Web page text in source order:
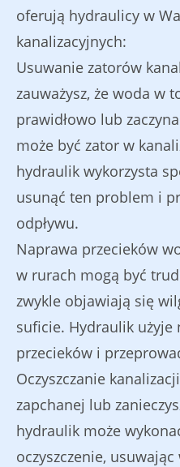
oferują hydraulicy w
kanalizacyjnych:
Usuwanie zatorów
zauważysz, że woda w
prawidłowo lub
może być zator w
hydraulik wykorzysta
usunąć ten problem i
odpływu.
Naprawa przecieków
w rurach mogą być
zwykle objawiają się
suficie. Hydraulik użyje
przecieków i
Oczyszczanie
zapchanej lub
hydraulik może
oczyszczenie,